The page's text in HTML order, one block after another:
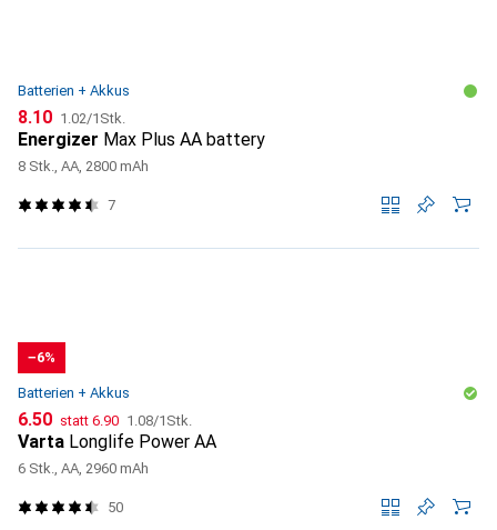
Batterien + Akkus
CHF
8.10 CHF
1.02/1Stk.
Energizer Max Plus AA battery
8 Stk., AA, 2800 mAh
7
−6%
Batterien + Akkus
CHF
6.50 statt CHF
6.90 CHF
1.08/1Stk.
Varta Longlife Power AA
6 Stk., AA, 2960 mAh
50